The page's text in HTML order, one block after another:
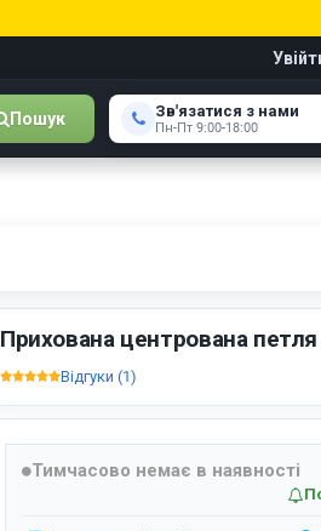
Пошук Зв'язатися з нами
Пн-Пт 9:00-18:00
Прихована центрована
Відгуки (1)
Тимчасово немає в наявності